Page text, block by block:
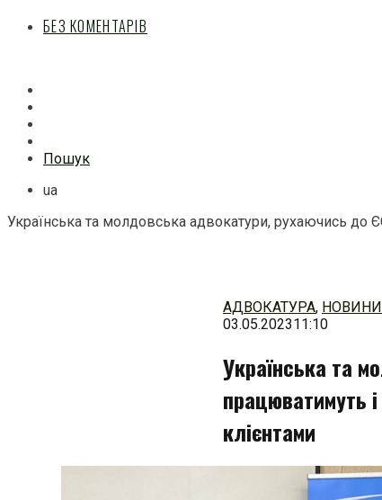
БЕЗ КОМЕНТАРІВ
Пошук
ua
Українська та молдовська адвокатури, рухаючись до
АДВОКАТУРА, НОВИНИ
03.05.202311:10
Українська та
працюватимуть
клієнтами